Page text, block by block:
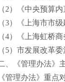
（2）《中央预算
（3）《上海市市
（4）《上海虹桥
（5）市发展改革
、《管理办法》
《管理办法》重